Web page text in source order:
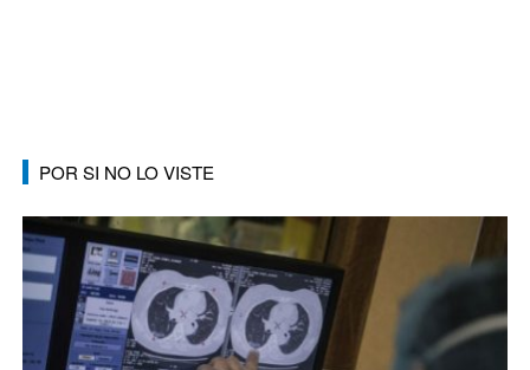
POR SI NO LO VISTE